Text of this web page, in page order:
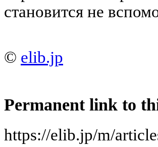
становится не
© elib.jp
Permanent link to
https://elib.jp/m/